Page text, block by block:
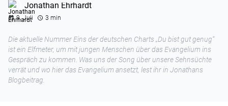
Jonathan Ehrhardt
9. Juli 3 min
Die aktuelle Nummer Eins der deutschen Charts „Du bist gut genug“
ist ein Elfmeter, um mit jungen Menschen über das Evangelium ins
Gespräch zu kommen. Was uns der Song über unsere Sehnsüchte
verrät und wo hier das Evangelium ansetzt, lest ihr in Jonathans
Blogbeitrag.